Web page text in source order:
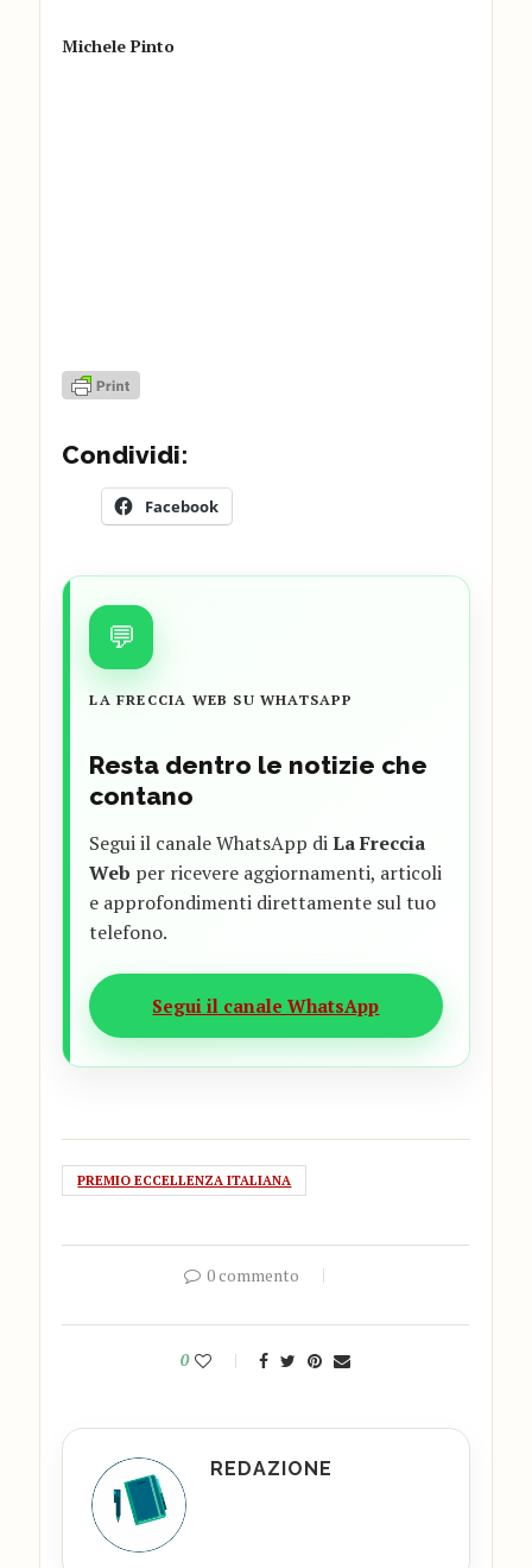
Michele Pinto
Condividi:
Facebook
💬
LA FRECCIA WEB SU WHATSAPP
Resta dentro le notizie che
contano
Segui il canale WhatsApp diLa Freccia
Web per ricevere aggiornamenti, articoli
e approfondimenti direttamente sul tuo
telefono.
Segui il canale WhatsApp
PREMIO ECCELLENZA ITALIANA
0 commento
0
REDAZIONE